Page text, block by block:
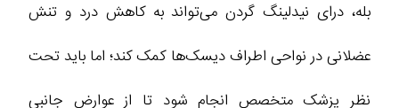
بله، درای نیدلینگ گردن می‌تواند به کاهش درد و تنش
عضلانی در نواحی اطراف دیسک‌ها کمک کند؛ اما باید تحت
نظر پزشک متخصص انجام شود تا از عوارض جانبی